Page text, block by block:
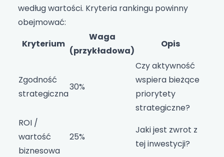
według wartości. Kryteria rankingu powinny
obejmować:
Kryterium
Waga
(przykładowa)
Opis
Zgodność
strategiczna
30%
Czy aktywność
wspiera bieżące
priorytety
strategiczne?
ROI /
wartość
biznesowa
25%
Jaki jest zwrot z
tej inwestycji?